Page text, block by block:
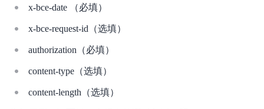
x-bce-date （必填）
x-bce-request-id（选填）
authorization（必填）
content-type（选填）
content-length（选填）